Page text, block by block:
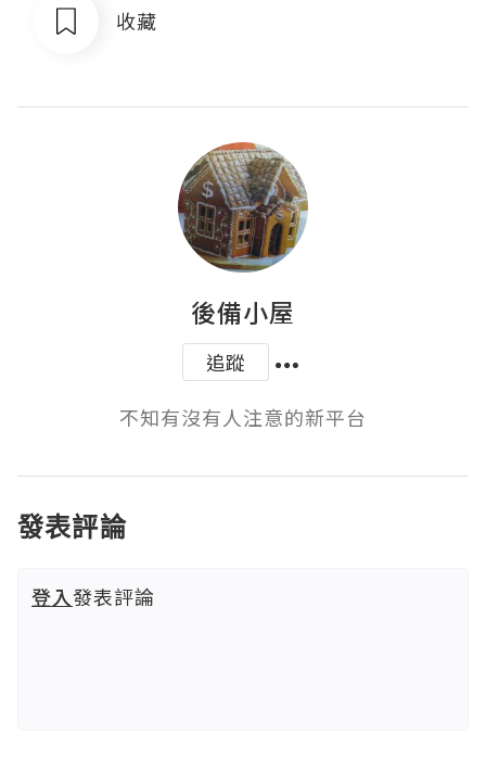
收藏
後備小屋
追蹤
不知有沒有人注意的新平台
發表評論
登入發表評論